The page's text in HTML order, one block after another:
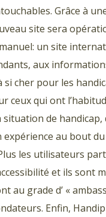
Grâce à
site sera
un site
aux
cher pour les
ceux qui ont
situation de
au bout
les utilisateurs
et ils sont
au grade d’ «
Enfin,